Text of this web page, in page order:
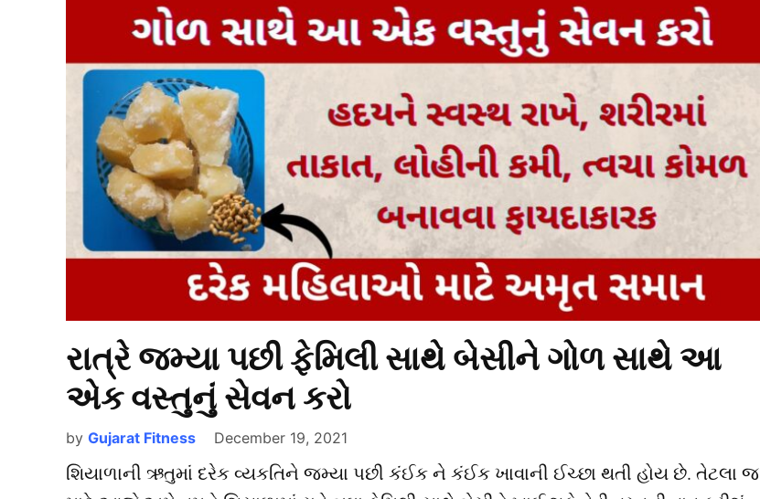
રાત્રે જમ્યા પછી ફેમિલી સાથે બેસીને ગોળ સાથે આ
એક વસ્તુનું સેવન કરો
by Gujarat Fitness December 19, 2021
શિયાળાની ઋતુમાં દરેક વ્યકતિને જમ્યા પછી કંઈક ને કંઈક ખાવાની ઈચ્છા થતી હોય છે. તેટલા જ